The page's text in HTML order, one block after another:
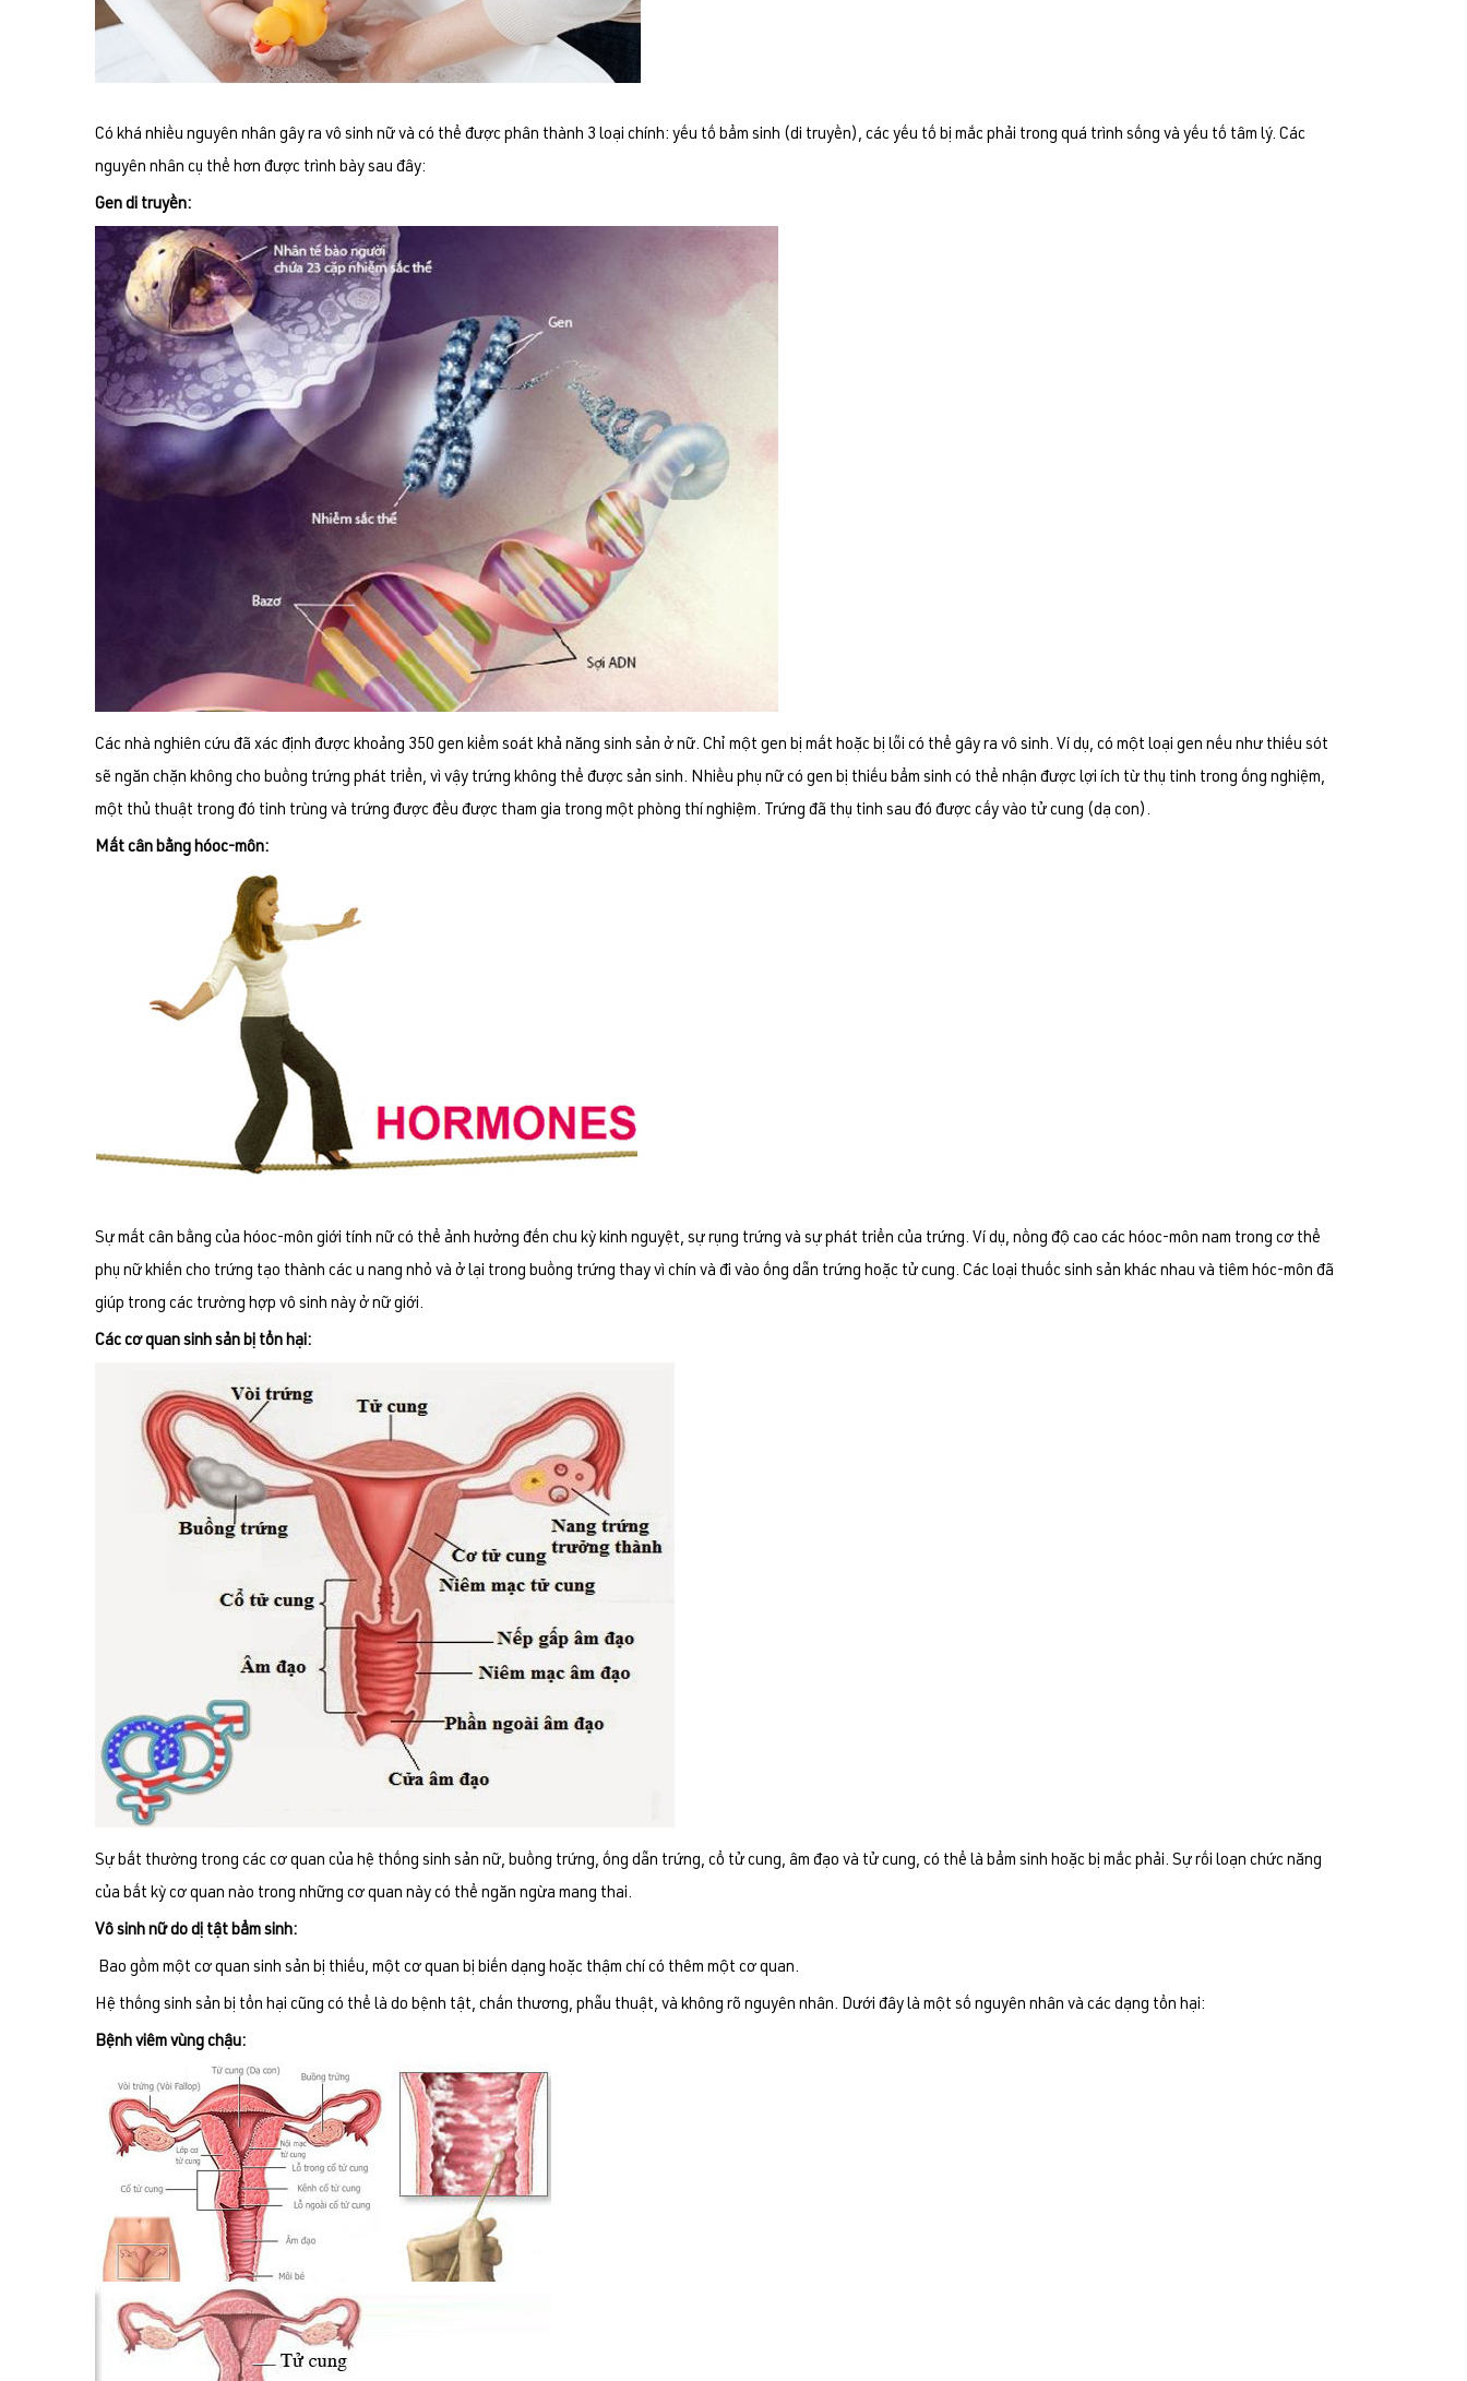
Có khá nhiều nguyên nhân gây ra vô sinh nữ và có thể được phân thành 3 loại chính: yếu tố bẩm sinh (di truyền), các yếu tố bị mắc phải trong quá trình sống và yếu tố tâm lý. Các
nguyên nhân cụ thể hơn được trình bày sau đây:
Gen di truyền:
Các nhà nghiên cứu đã xác định được khoảng 350 gen kiểm soát khả năng sinh sản ở nữ. Chỉ một gen bị mất hoặc bị lỗi có thể gây ra vô sinh. Ví dụ, có một loại gen nếu như thiếu sót
sẽ ngăn chặn không cho buồng trứng phát triển, vì vậy trứng không thể được sản sinh. Nhiều phụ nữ có gen bị thiếu bẩm sinh có thể nhận được lợi ích từ thụ tinh trong ống nghiệm,
một thủ thuật trong đó tinh trùng và trứng được đều được tham gia trong một phòng thí nghiệm. Trứng đã thụ tinh sau đó được cấy vào tử cung (dạ con).
Mất cân bằng hóoc-môn:
Sự mất cân bằng của hóoc-môn giới tính nữ có thể ảnh hưởng đến chu kỳ kinh nguyệt, sự rụng trứng và sự phát triển của trứng. Ví dụ, nồng độ cao các hóoc-môn nam trong cơ thể
phụ nữ khiến cho trứng tạo thành các u nang nhỏ và ở lại trong buồng trứng thay vì chín và đi vào ống dẫn trứng hoặc tử cung. Các loại thuốc sinh sản khác nhau và tiêm hóc-môn đã
giúp trong các trường hợp vô sinh này ở nữ giới.
Các cơ quan sinh sản bị tổn hại:
Sự bất thường trong các cơ quan của hệ thống sinh sản nữ, buồng trứng, ống dẫn trứng, cổ tử cung, âm đạo và tử cung, có thể là bẩm sinh hoặc bị mắc phải. Sự rối loạn chức năng
của bất kỳ cơ quan nào trong những cơ quan này có thể ngăn ngừa mang thai.
Vô sinh nữ do dị tật bẩm sinh:
Bao gồm một cơ quan sinh sản bị thiếu, một cơ quan bị biến dạng hoặc thậm chí có thêm một cơ quan.
Hệ thống sinh sản bị tổn hại cũng có thể là do bệnh tật, chấn thương, phẫu thuật, và không rõ nguyên nhân. Dưới đây là một số nguyên nhân và các dạng tổn hại:
Bệnh viêm vùng chậu: